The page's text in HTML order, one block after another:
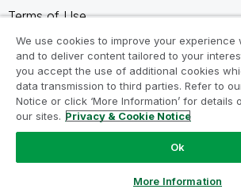
Terms of Use
Legal Agreements
Product Terms
Do not share my info
We use cookies to improve your experience
and to deliver content tailored to your
you accept the use of additional cookies
data transmission to third parties. Refer to
Notice or click ‘More Information’ for details
our sites. Privacy & Cookie Notice
Ok
More Information